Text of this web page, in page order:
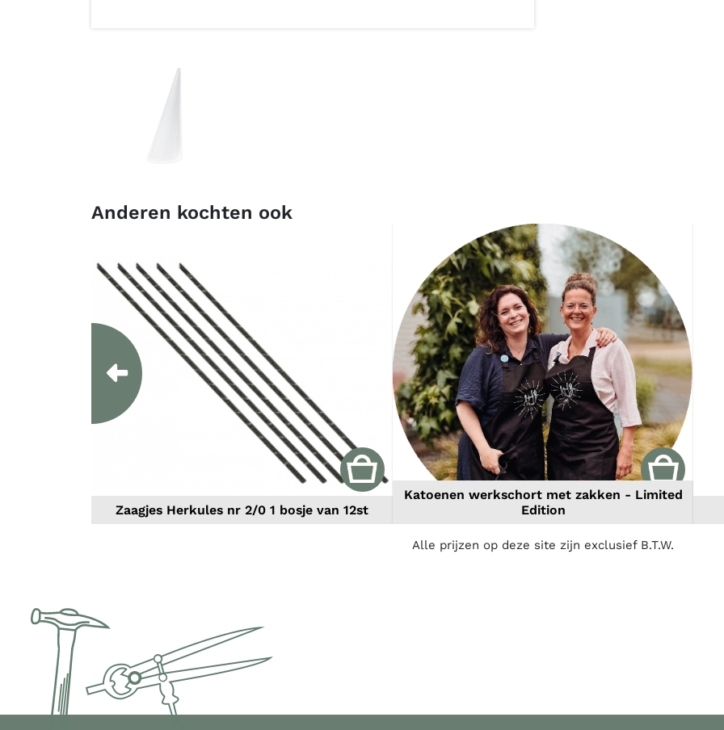
Anderen kochten ook
Zaagjes Herkules nr 2/0 1 bosje van 12st
Katoenen werkschort met zakken - Limited
Edition
Previous
Alle prijzen op deze site zijn exclusief B.T.W.